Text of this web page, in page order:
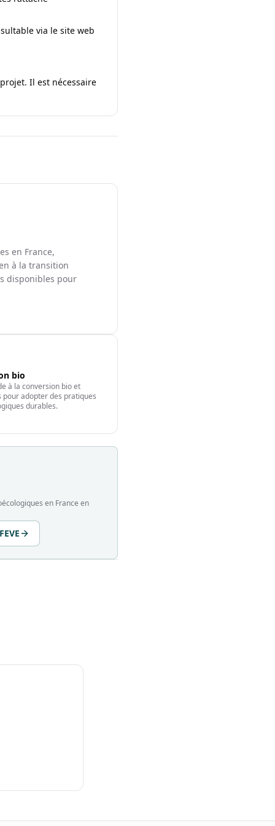
via le site web
Il est nécessaire
en France,
à la transition
disponibles pour
bio
à la conversion bio et
pour adopter des pratiques
durables.
en France en